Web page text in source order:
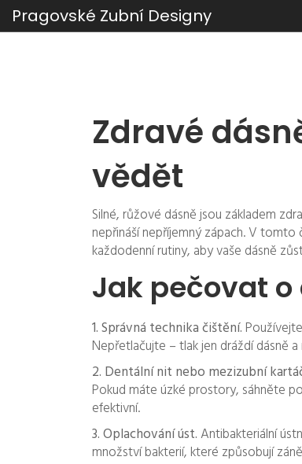
Pragovské Zubní Designy
Zdravé
vědět
Silné, růžové dásně jsou základem
nepřináší nepříjemný zápach. V
každodenní rutiny, aby vaše dásně
Jak pečovat
1. Správná technika čištění.
Nepřetlačujte – tlak jen dráždí dásně
2. Dentální nit nebo mezizubní
Pokud máte úzké prostory, sáhněte
efektivní.
3. Oplachování úst.Antibakteriální
množství bakterií, které způsobují